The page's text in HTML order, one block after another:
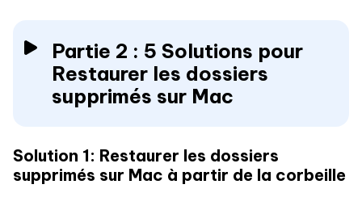
Partie 2 : 5 Solutions pour
Restaurer les dossiers
supprimés sur Mac
Solution 1: Restaurer les dossiers
supprimés sur Mac à partir de la corbeille